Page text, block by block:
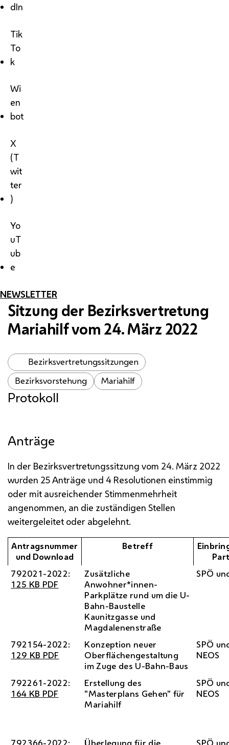
dIn
Tik
To
k
Wi
en
bot
X
(T
wit
ter
)
Yo
uT
ub
e
NEWSLETTER
Sitzung der Bezirksvertretung
Mariahilf vom 24. März 2022
Bezirksvertretungssitzungen
Bezirksvorstehung
Mariahilf
Protokoll
Anträge
In der Bezirksvertretungssitzung vom 24. März 2022
wurden 25 Anträge und 4 Resolutionen einstimmig
oder mit ausreichender Stimmenmehrheit
angenommen, an die zuständigen Stellen
weitergeleitet oder abgelehnt.
Antragsnummer
und Download
Betreff
792021-2022:
125 KB PDF
Zusätzliche
Anwohner*innen-
Parkplätze rund um die U-
Bahn-Baustelle
Kaunitzgasse und
Magdalenenstraße
SPÖ
792154-2022:
129 KB PDF
Konzeption neuer
Oberflächengestaltung
im Zuge des U-Bahn-Baus
SPÖ
NEOS
792261-2022:
164 KB PDF
Erstellung des
"Masterplans Gehen" für
Mariahilf
SPÖ
NEOS